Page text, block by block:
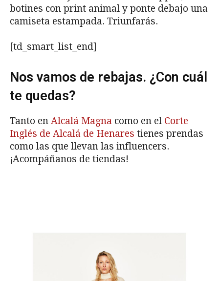
botines con print animal y ponte debajo una
camiseta estampada. Triunfarás.
[td_smart_list_end]
Nos vamos de rebajas. ¿Con cuál
te quedas?
Tanto en Alcalá Magna como en el Corte
Inglés de Alcalá de Henares tienes prendas
como las que llevan las influencers.
¡Acompáñanos de tiendas!